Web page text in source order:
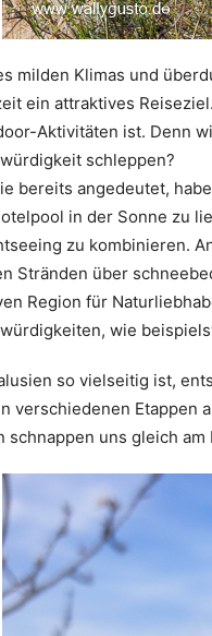
milden Klimas und
ein attraktives
Aktivitäten ist. Denn
schleppen?
bereits angedeutet,
in der Sonne zu
zu kombinieren.
Stränden über
Region für
wie
so vielseitig ist,
verschiedenen Etappen
schnappen uns gleich